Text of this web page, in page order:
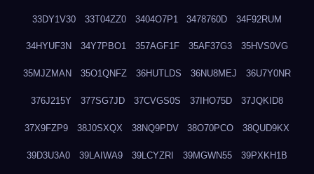
33DY1V30 33T04ZZ0 3404O7P1 3478760D 34F92RUM
34HYUF3N 34Y7PBO1 357AGF1F 35AF37G3 35HVS0VG
35MJZMAN 35O1QNFZ 36HUTLDS 36NU8MEJ 36U7Y0NR
376J215Y 377SG7JD 37CVGS0S 37IHO75D 37JQKID8
37X9FZP9 38J0SXQX 38NQ9PDV 38O70PCO 38QUD9KX
39D3U3A0 39LAIWA9 39LCYZRI 39MGWN55 39PXKH1B